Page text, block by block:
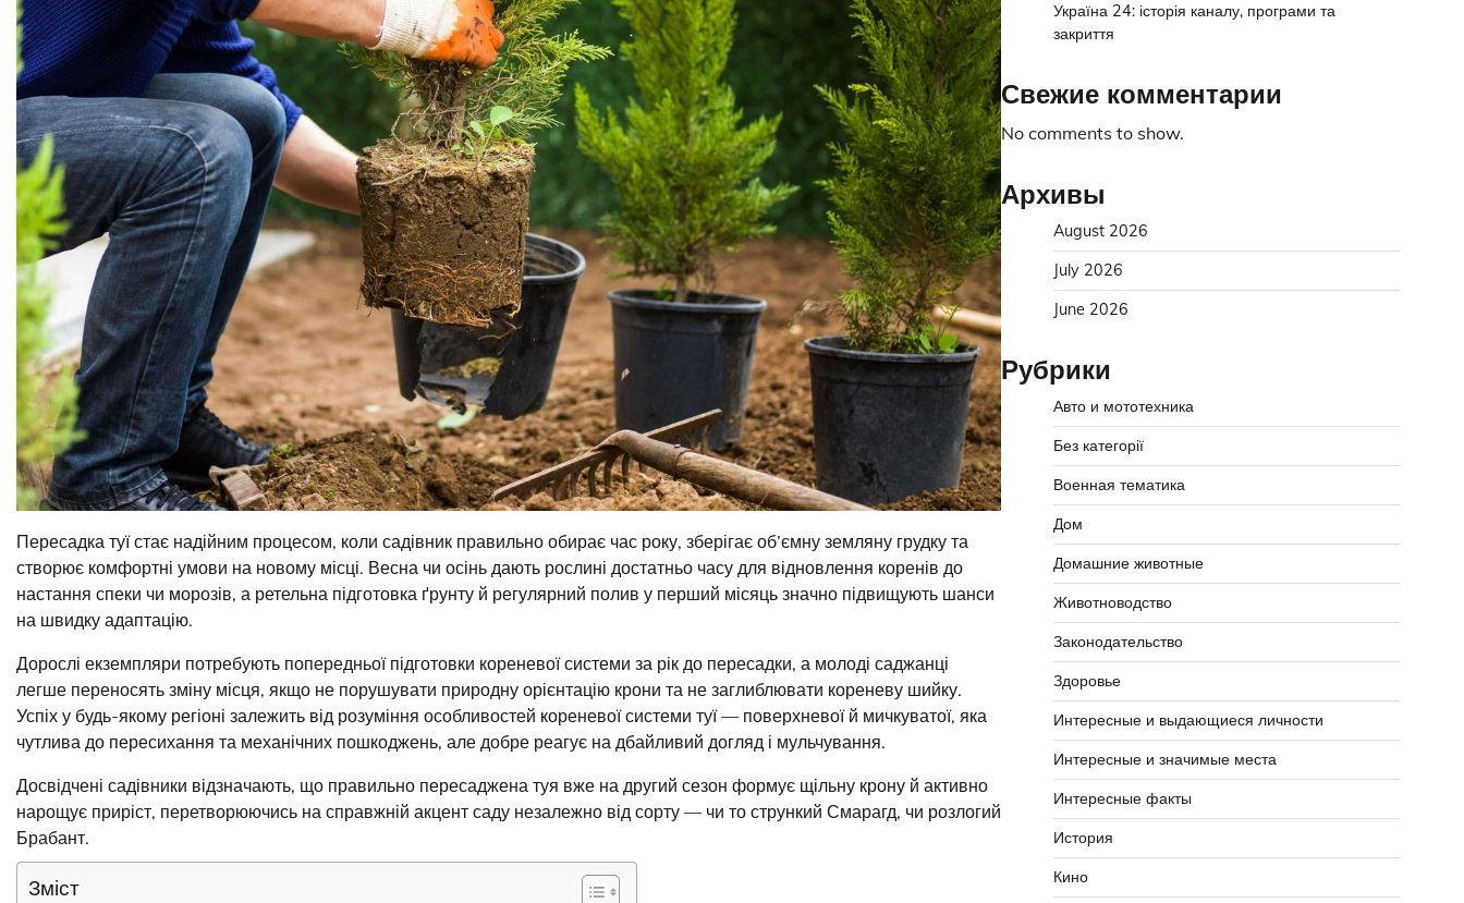
Пересадка туї стає надійним процесом, коли садівник правильно обирає час року, зберігає об’ємну земляну грудку та
створює комфортні умови на новому місці. Весна чи осінь дають рослині достатньо часу для відновлення коренів до
настання спеки чи морозів, а ретельна підготовка ґрунту й регулярний полив у перший місяць значно підвищують шанси
на швидку адаптацію.
Дорослі екземпляри потребують попередньої підготовки кореневої системи за рік до пересадки, а молоді саджанці
легше переносять зміну місця, якщо не порушувати природну орієнтацію крони та не заглиблювати кореневу шийку.
Успіх у будь-якому регіоні залежить від розуміння особливостей кореневої системи туї — поверхневої й мичкуватої, яка
чутлива до пересихання та механічних пошкоджень, але добре реагує на дбайливий догляд і мульчування.
Досвідчені садівники відзначають, що правильно пересаджена туя вже на другий сезон формує щільну крону й активно
нарощує приріст, перетворюючись на справжній акцент саду незалежно від сорту — чи то стрункий Смарагд, чи розлогий
Брабант.
Зміст
Україна 24: історія каналу, програми та
закриття
Свежие комментарии
No comments to show.
Архивы
August 2026
July 2026
June 2026
Рубрики
Авто и мототехника
Без категорії
Военная тематика
Дом
Домашние животные
Животноводство
Законодательство
Здоровье
Интересные и выдающиеся личности
Интересные и значимые места
Интересные факты
История
Кино